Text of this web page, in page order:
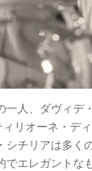
一人、ダヴィ
リオーネ・デ
シチリアは多
でエレガント